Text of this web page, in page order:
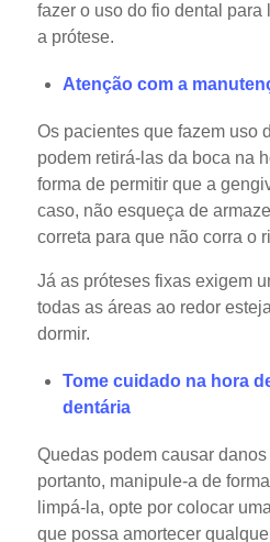
fazer o uso do fio dental para
a prótese.
Atenção com a
Os pacientes que fazem uso
podem retirá-las da boca na
forma de permitir que a
caso, não esqueça de
correta para que não corra o
Já as próteses fixas exigem
todas as áreas ao redor
dormir.
Tome cuidado na hora
dentária
Quedas podem causar
portanto, manipule-a de
limpá-la, opte por colocar
que possa amortecer